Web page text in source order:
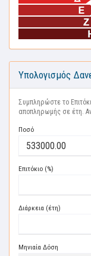
Υπολογισμός
Συμπληρώστε το
αποπληρωμής σε έτη.
Ποσό
Επιτόκιο (%)
Διάρκεια (έτη)
Μηνιαία Δόση